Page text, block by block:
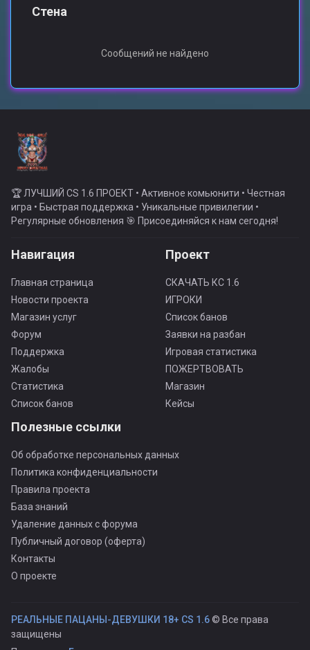
Стена
Сообщений не найдено
🏆 ЛУЧШИЙ CS 1.6 ПРОЕКТ • Активное комьюнити • Честная
игра • Быстрая поддержка • Уникальные привилегии •
Регулярные обновления 🎯 Присоединяйся к нам сегодня!
Навигация
Главная страница
Новости проекта
Магазин услуг
Форум
Поддержка
Жалобы
Статистика
Список банов
Проект
СКАЧАТЬ КС 1.6
ИГРОКИ
Список банов
Заявки на разбан
Игровая статистика
ПОЖЕРТВОВАТЬ
Магазин
Кейсы
Полезные ссылки
Об обработке персональных данных
Политика конфиденциальности
Правила проекта
База знаний
Удаление данных с форума
Публичный договор (оферта)
Контакты
О проекте
РЕАЛЬНЫЕ ПАЦАНЫ-ДЕВУШКИ 18+ CS 1.6© Все права
защищены